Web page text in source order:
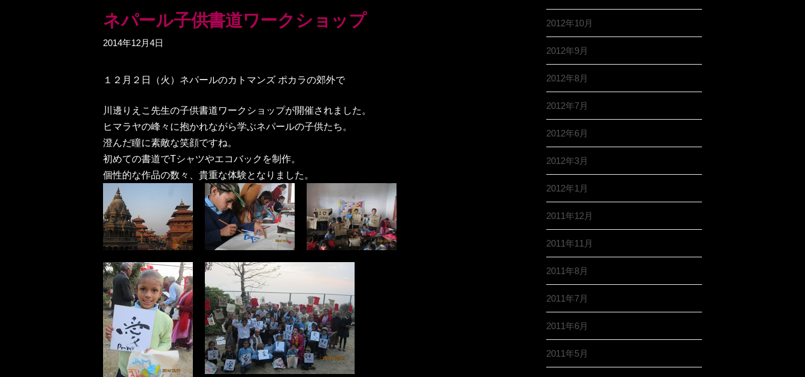
ネパール子供書道ワークショップ
2014年12月4日
１２月２日（火）ネパールのカトマンズ ポカラの郊外で
川邊りえこ先生の子供書道ワークショップが開催されました。
ヒマラヤの峰々に抱かれながら学ぶネパールの子供たち。
澄んだ瞳に素敵な笑顔ですね。
初めての書道でTシャツやエコバックを制作。
個性的な作品の数々、貴重な体験となりました。
2012年10月
2012年9月
2012年8月
2012年7月
2012年6月
2012年3月
2012年1月
2011年12月
2011年11月
2011年8月
2011年7月
2011年6月
2011年5月